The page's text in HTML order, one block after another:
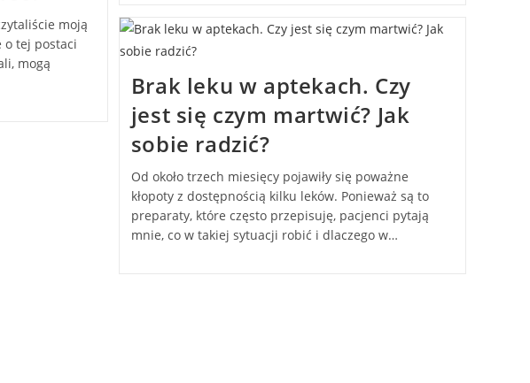
moją
o tej postaci
mogą
Brak leku w aptekach. Czy
jest się czym martwić? Jak
sobie radzić?
Od około trzech miesięcy pojawiły się poważne
kłopoty z dostępnością kilku leków. Ponieważ są to
preparaty, które często przepisuję, pacjenci pytają
mnie, co w takiej sytuacji robić i dlaczego w…